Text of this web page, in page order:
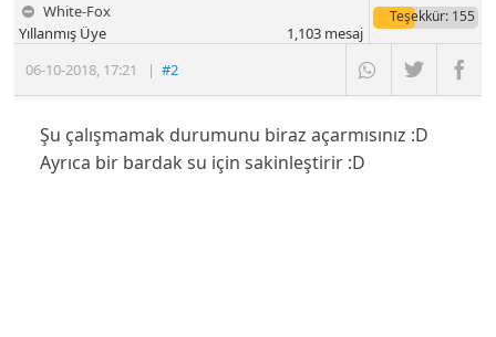
White-Fox
06-10-2018, 17:21 |#2
Yıllanmış Üye
Teşekkür: 155
1,103mesaj
Şu çalışmamak durumunu biraz açarmısınız :D
Ayrıca bir bardak su için sakinleştirir :D